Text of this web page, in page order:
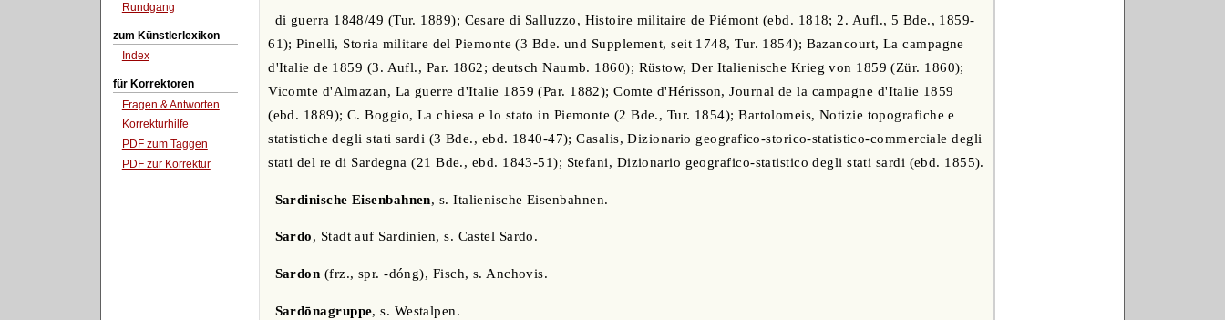
Rundgang
zum Künstlerlexikon
Index
für Korrektoren
Fragen & Antworten
Korrekturhilfe
PDF zum Taggen
PDF zur Korrektur
di guerra 1848/49 (Tur. 1889); Cesare di Salluzzo, Histoire militaire de Piémont (ebd. 1818; 2. Aufl., 5 Bde., 1859-
61); Pinelli, Storia militare del Piemonte (3 Bde. und Supplement, seit 1748, Tur. 1854); Bazancourt, La campagne
d'Italie de 1859 (3. Aufl., Par. 1862; deutsch Naumb. 1860); Rüstow, Der Italienische Krieg von 1859 (Zür. 1860);
Vicomte d'Almazan, La guerre d'Italie 1859 (Par. 1882); Comte d'Hérisson, Journal de la campagne d'Italie 1859
(ebd. 1889); C. Boggio, La chiesa e lo stato in Piemonte (2 Bde., Tur. 1854); Bartolomeis, Notizie topografiche e
statistiche degli stati sardi (3 Bde., ebd. 1840-47); Casalis, Dizionario geografico-storico-statistico-commerciale degli
stati del re di Sardegna (21 Bde., ebd. 1843-51); Stefani, Dizionario geografico-statistico degli stati sardi (ebd. 1855).
Sardinische Eisenbahnen, s. Italienische Eisenbahnen.
Sardo, Stadt auf Sardinien, s. Castel Sardo.
Sardon (frz., spr. -dóng), Fisch, s. Anchovis.
Sardōnagruppe, s. Westalpen.